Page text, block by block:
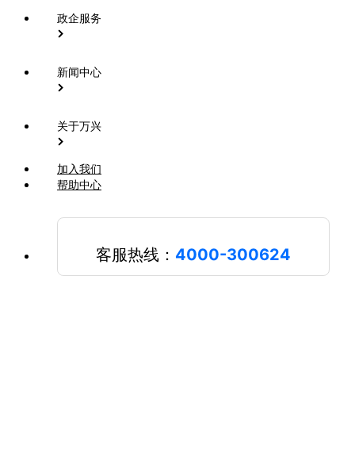
政企服务
新闻中心
关于万兴
加入我们
帮助中心
客服热线： 4000-300624